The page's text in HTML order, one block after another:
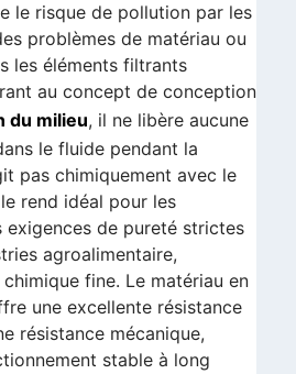
le risque de pollution par les
problèmes de matériau ou
les éléments filtrants
au concept de conception
du milieu, il ne libère aucune
le fluide pendant la
pas chimiquement avec le
rend idéal pour les
exigences de pureté strictes
agroalimentaire,
fine. Le matériau en
une excellente résistance
résistance mécanique,
stable à long